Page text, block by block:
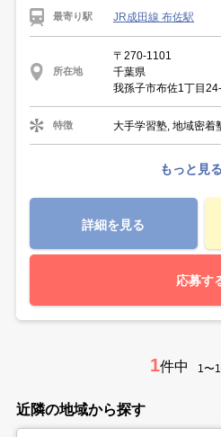
最寄り駅 JR成田線 布佐駅
所在地
〒270-1101
千葉県
我孫子市布佐1丁目
特徴 大手学習塾, 地域密着
もっと見る
詳細を見る
応募す
1件中 1〜
近隣の地域から探す